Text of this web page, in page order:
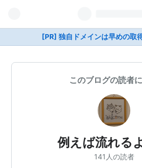
[PR] 独自ドメインは早めの取
このブログの読者
例えば流れる
141人の読者